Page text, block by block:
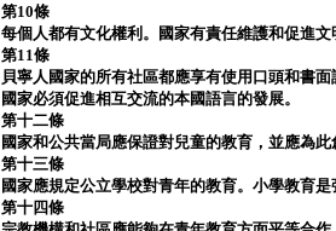
第10條
每個人都有文化權利。國家有責任維護和促進
第11條
貝寧人國家的所有社區都應享有使用口頭和書
國家必須促進相互交流的本國語言的發展。
第十二條
國家和公共當局應保證對兒童的教育，並應為此
第十三條
國家應規定公立學校對青年的教育。小學教育
第十四條